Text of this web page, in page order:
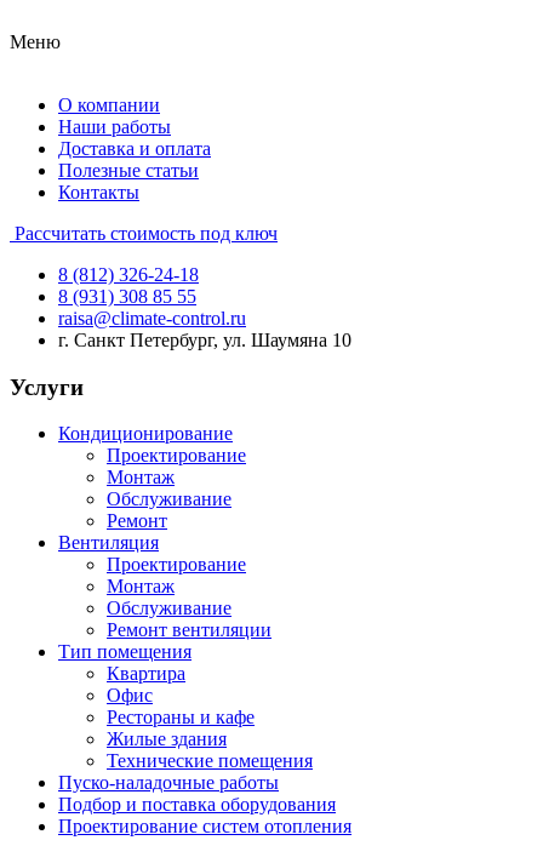
Меню
О компании
Наши работы
Доставка и оплата
Полезные статьи
Контакты
Рассчитать стоимость под ключ
8 (812) 326-24-18
8 (931) 308 85 55
raisa@climate-control.ru
г. Санкт Петербург, ул. Шаумяна 10
Услуги
Кондиционирование
Проектирование
Монтаж
Обслуживание
Ремонт
Вентиляция
Проектирование
Монтаж
Обслуживание
Ремонт вентиляции
Тип помещения
Квартира
Офис
Рестораны и кафе
Жилые здания
Технические помещения
Пуско-наладочные работы
Подбор и поставка оборудования
Проектирование систем отопления